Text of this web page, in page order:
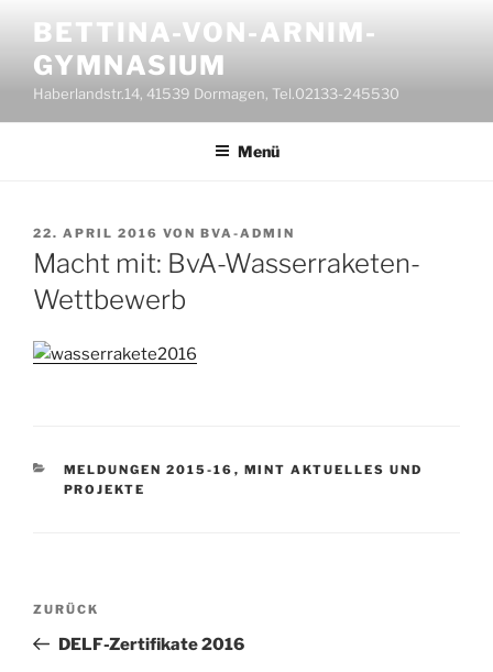
Inhalt
springen
BETTINA-VON-ARNIM-
GYMNASIUM
Haberlandstr.14, 41539 Dormagen, Tel.02133-245530
Menü
VERÖFFENTLICHT
AM
22. APRIL 2016 VON BVA-ADMIN
Macht mit: BvA-Wasserraketen-
Wettbewerb
KATEGORIEN
MELDUNGEN 2015-16 , MINT AKTUELLES UND
PROJEKTE
Beitragsnavigation
Vorheriger
Beitrag
ZURÜCK
DELF-Zertifikate 2016